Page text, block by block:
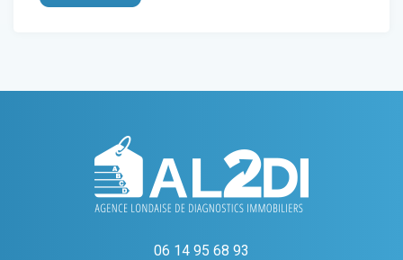
06 14 95 68 93